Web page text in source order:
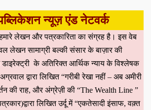
न्यूज़ एंड नेटवर्क
लेखन और पत्रकारिता का संग्रह है। इस वेब
लेखन सामाग्री बल्की संसार के बाज़ार की
के अतिरिक्त आर्थिक न्याय के विश्लेषक
द्वारा लिखित “गरीबी रेखा नहीं – अब अमीरी
की राह, और अंग्रेज़ी की “The Wealth Line ”
लिखित उर्दू में “एकतेसादी इंसाफ, वक़्त